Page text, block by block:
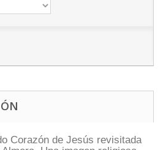
Corazón de Jesús revisitada